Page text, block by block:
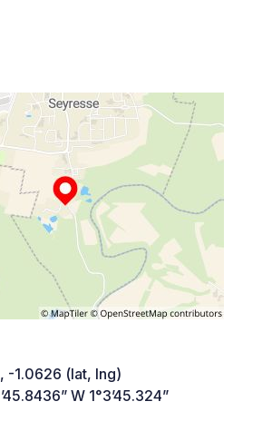
-1.0626 (lat, lng)
W 1°3’45.324”